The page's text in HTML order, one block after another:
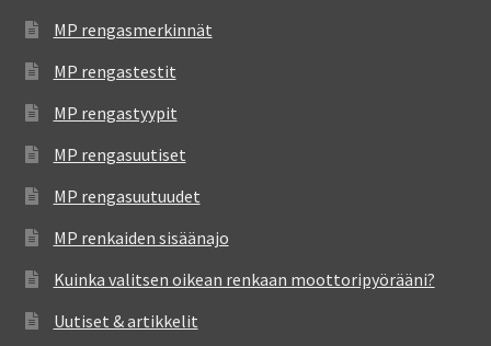
MP rengasmerkinnät
MP rengastestit
MP rengastyypit
MP rengasuutiset
MP rengasuutuudet
MP renkaiden sisäänajo
Kuinka valitsen oikean renkaan moottoripyörääni?
Uutiset & artikkelit